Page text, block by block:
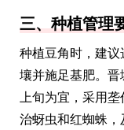
三、种植管理
种植豆角时，建议
壤并施足基肥。晋
上旬为宜，采用
治蚜虫和红蜘蛛，